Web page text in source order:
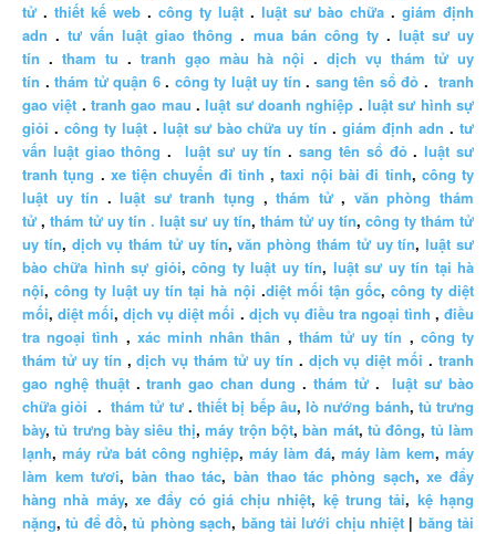
tử . thiết kế web . công ty luật . luật sư bào chữa . giám định
adn .tư vấn luật giao thông . mua bán công ty. luật sư uy
tín . tham tu . tranh gạo màu hà nội .dịch vụ thám tử uy
tín .thám tử quận 6. công ty luật uy tín . sang tên sổ đỏ .tranh
gao việt .tranh gao mau .luật sư doanh nghiệp .luật sư hình sự
giỏi . công ty luật. luật sư bào chữa uy tín .giám định adn .tư
vấn luật giao thông . luật sư uy tín .sang tên sổ đỏ.luật sư
tranh tụng . xe tiện chuyến đi tỉnh ,taxi nội bài đi tỉnh, công ty
luật uy tín .luật sư tranh tụng ,thám tử, văn phòng thám
tử ,thám tử uy tín . luật sư uy tín, thám tử uy tín, công ty thám tử
uy tín, dịch vụ thám tử uy tín,văn phòng thám tử uy tín,luật sư
bào chữa hình sự giỏi,công ty luật uy tín, luật sư uy tín tại hà
nội,công ty luật uy tín tại hà nội .diệt mối tận gốc, công ty diệt
mối,diệt mối,dịch vụ diệt mối . dịch vụ điều tra ngoại tình ,điều
tra ngoại tình , xác minh nhân thân , thám tử uy tín , công ty
thám tử uy tín ,dịch vụ thám tử uy tín . dịch vụ diệt mối .tranh
gao nghệ thuật.tranh gao chan dung . thám tử.luật sư bào
chữa giỏi .thám tử tư.thiết bị bếp âu,lò nướng bánh, tủ trưng
bày,tủ trưng bày siêu thị,máy trộn bột,bàn mát, tủ đông, tủ làm
lạnh, máy rửa bát công nghiệp, máy làm đá, máy làm kem, máy
làm kem tươi,bàn thao tác,bàn thao tác phòng sạch,xe đẩy
hàng nhà máy, xe đẩy có giá chịu nhiệt, kệ trung tải, kệ hạng
nặng,tủ để đồ,tủ phòng sạch, băng tải lưới chịu nhiệt| băng tải